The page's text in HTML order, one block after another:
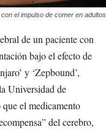
el impulso de comer en adultos
de un paciente con
bajo el efecto de
y ‘Zepbound’,
Universidad de
el medicamento
del cerebro,